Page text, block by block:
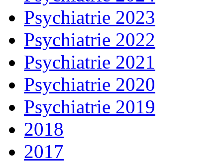
Psychiatrie 2023
Psychiatrie 2022
Psychiatrie 2021
Psychiatrie 2020
Psychiatrie 2019
2018
2017